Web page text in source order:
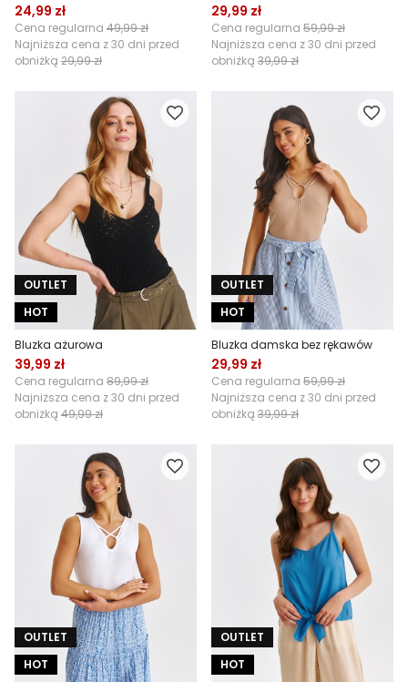
24,99 zł
Cena regularna 49,99 zł
Najniższa cena z 30 dni przed
obniżką 29,99 zł
29,99 zł
Cena regularna 59,99 zł
Najniższa cena z 30 dni przed
obniżką 39,99 zł
OUTLET
HOT
Bluzka ażurowa
39,99 zł
Cena regularna 89,99 zł
Najniższa cena z 30 dni przed
obniżką 49,99 zł
OUTLET
HOT
Bluzka damska bez rękawów
29,99 zł
Cena regularna 59,99 zł
Najniższa cena z 30 dni przed
obniżką 39,99 zł
OUTLET
HOT
OUTLET
HOT